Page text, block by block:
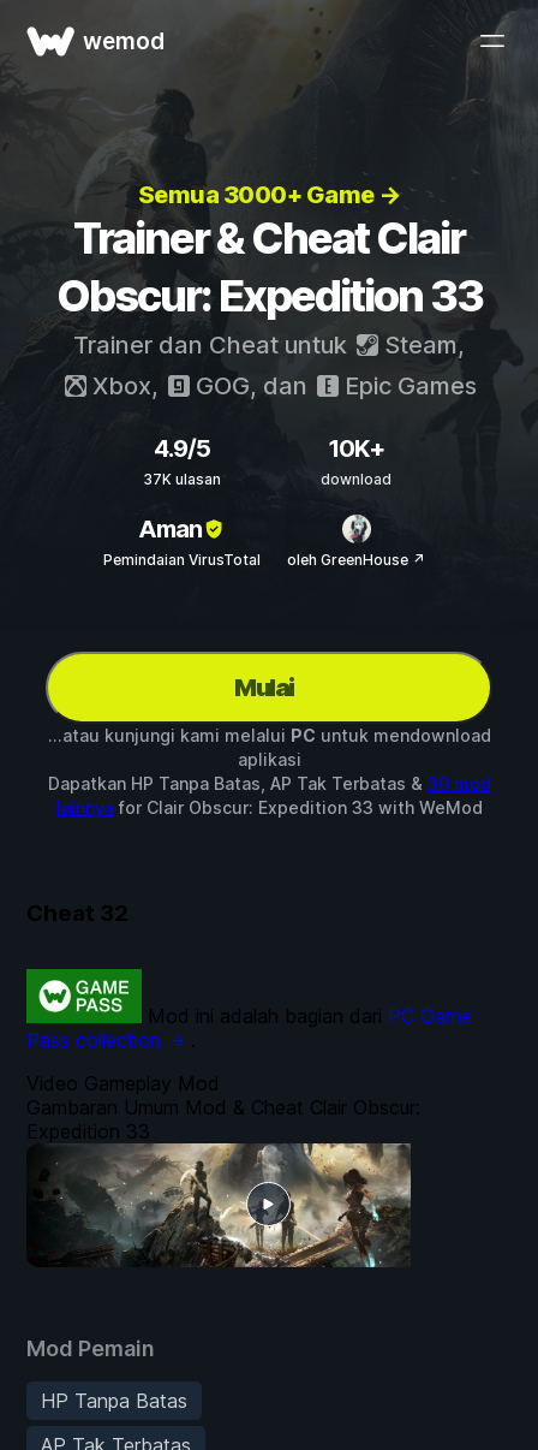
wemod
Semua 3000+ Game →
Trainer & Cheat Clair
Obscur: Expedition 33
Trainer dan Cheat untuk Steam,
Xbox, GOG, dan Epic Games
4.9/5
37K ulasan
10K+
download
Aman
Pemindaian VirusTotal oleh GreenHouse ↗
Mulai
...atau kunjungi kami melalui PC untuk mendownload
aplikasi
Dapatkan HP Tanpa Batas, AP Tak Terbatas & 30 mod
lainnyafor Clair Obscur: Expedition 33 with WeMod
Cheat 32
Mod Pemain
HP Tanpa Batas
Video Gameplay Mod
Gambaran Umum Mod & Cheat Clair Obscur:
Expedition 33
Mod ini adalah bagian dari PC Game
Pass collection → .